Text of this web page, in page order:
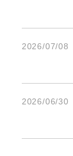
2026/07/08
2026/06/30